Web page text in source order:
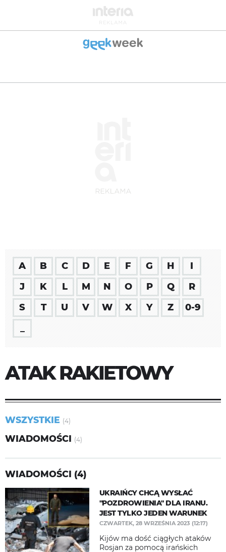
A B C D E F G H
I
J
K L M N O P Q
R
S
T U V W X Y Z
0-9
ATAK RAKIETOWY
WSZYSTKIE (4)
WIADOMOŚCI (4)
WIADOMOŚCI (4)
UKRAIŃCY CHCĄ WYSŁAĆ
"POZDROWIENIA" DLA IRANU.
JEST TYLKO JEDEN WARUNEK
CZWARTEK, 28 WRZEŚNIA 2023 (12:17)
Kijów ma dość ciągłych ataków
Rosjan za pomocą irańskich